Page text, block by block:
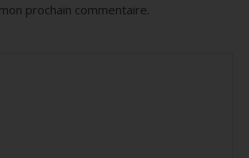
prochain commentaire.